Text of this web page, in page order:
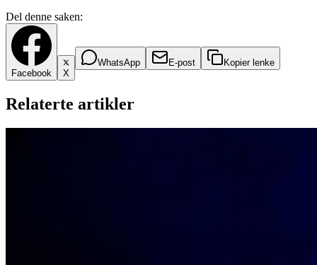
Del denne saken:
Facebook X
WhatsApp E-post Kopier lenke
Relaterte artikler